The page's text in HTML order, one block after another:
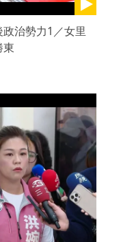
治勢力1／女里